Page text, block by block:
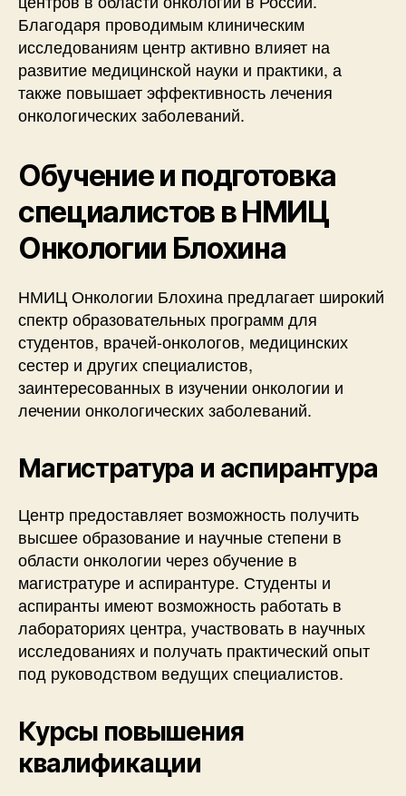
Благодаря проводимым клиническим
исследованиям центр активно влияет на
развитие медицинской науки и практики, а
также повышает эффективность лечения
онкологических заболеваний.
Обучение и подготовка
специалистов в НМИЦ
Онкологии Блохина
НМИЦ Онкологии Блохина предлагает широкий
спектр образовательных программ для
студентов, врачей-онкологов, медицинских
сестер и других специалистов,
заинтересованных в изучении онкологии и
лечении онкологических заболеваний.
Магистратура и аспирантура
Центр предоставляет возможность получить
высшее образование и научные степени в
области онкологии через обучение в
магистратуре и аспирантуре. Студенты и
аспиранты имеют возможность работать в
лабораториях центра, участвовать в научных
исследованиях и получать практический опыт
под руководством ведущих специалистов.
Курсы повышения
квалификации